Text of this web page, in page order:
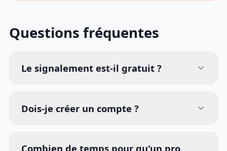
Questions fréquentes
Le signalement est-il gratuit ?
Dois-je créer un compte ?
Combien de temps pour qu'un pro